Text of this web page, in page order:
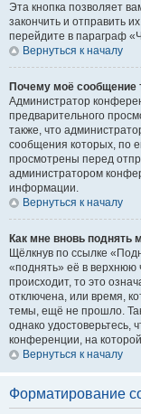
Эта кнопка позволяет
закончить и отправить
перейдите в параграф
Вернуться к началу
Почему моё сообщение
Администратор
предварительного
также, что
сообщения которых, по
просмотрены перед
администратором
информации.
Вернуться к началу
Как мне вновь поднять
Щёлкнув по ссылке
«поднять» её в верхнюю
происходит, то это
отключена, или время,
темы, ещё не прошло.
однако
конференции, на
Вернуться к началу
Форматирование